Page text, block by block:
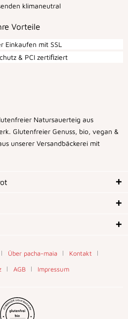
klimaneutral
Vorteile
Einkaufen mit SSL
& PCI zertiﬁziert
Natursauerteig aus
Glutenfreier Genuss, bio, vegan &
unserer Versandbäckerei mit
Über pacha-maia
Kontakt
AGB Impressum